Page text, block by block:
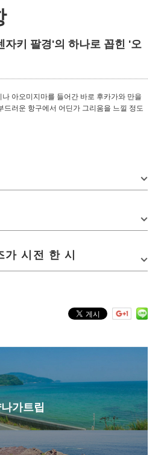
자키 팔경'의 하나로 꼽힌 '오
아오미지마를 들어간 바로 후카가와 만을
드러운 항구에서 어딘가 그리움을 느낄 정도
가 시전 한 시
출판국)에서
미스즈의 저작 보존회의 승낙을 얻어 게재
나가트립